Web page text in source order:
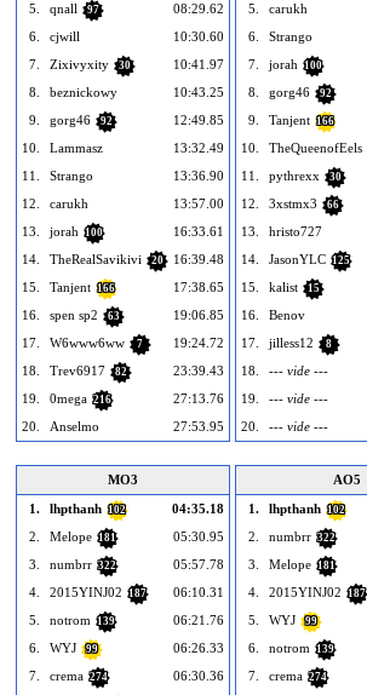
5.
qnall 97
08:29.62
6.
cjwill
10:30.60
7.
Zixivyxity 30
10:41.97
8.
beznickowy
10:43.25
9.
gorg46 92
12:49.85
10.
Lammasz
13:32.49
11.
Strango
13:36.90
12.
carukh
13:57.00
13.
jorah 100
16:33.61
14.
TheRealSavikivi 20
16:39.48
15.
Tanjent 166
17:38.65
16.
spen sp2 63
19:06.85
17.
W6www6ww 7
19:24.72
18.
Trev6917 82
23:39.43
19.
0mega 216
27:13.76
20.
Anselmo 27:53.95
5.
carukh
6.
Strango
7.
jorah 100
8.
gorg46 92
9.
Tanjent 166
10.
TheQueenofEels
11.
pythrexx 30
12.
3xstmx3 66
13.
hristo727
14.
JasonYLC 125
15.
kalist 15
16.
Benov
17.
jilless12 8
18.
--- vide ---
19.
--- vide ---
20.
--- vide ---
MO3
1.
lhpthanh 102
04:35.18
2.
Melope 181
05:30.95
3.
numbrr 322
05:57.78
4.
2015YINJ02 187
06:10.31
5.
notrom 139
06:21.76
6.
WYJ 99
06:26.33
7.
crema 274
06:30.36
AO5
1.
lhpthanh 102
2.
numbrr 322
3.
Melope 181
4.
2015YINJ02 187
5.
WYJ 99
6.
notrom 139
7.
crema 274